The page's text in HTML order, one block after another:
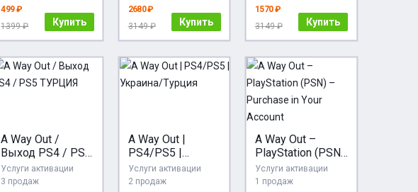
499 ₽
1399 ₽
Купить
2680 ₽
3149 ₽
Купить
1570 ₽
3149 ₽
Купить
A Way Out /
Выход PS4 / PS5
ТУРЦИЯ
Услуги активации
3 продаж
A Way Out |
PS4/PS5 |
Украина/Турция
Услуги активации
2 продаж
A Way Out –
PlayStation (PSN)
– Purchase in Your
Account
Услуги активации
1 продаж